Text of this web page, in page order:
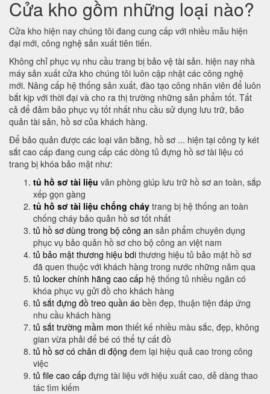
Cửa kho gồm những loại nào?
Cửa kho hiện nay chúng tôi đang cung cấp với nhiều mẫu hiện
đại mới, công nghệ sản xuất tiên tiến.
Không chỉ phục vụ nhu cầu trang bị bảo vệ tài sản. hiện nay nhà
máy sản xuất cửa kho chúng tôi luôn cập nhật các công nghệ
mới. Nâng cấp hệ thống sản xuất, đào tạo công nhân viên để luôn
bắt kịp với thời đại và cho ra thị trường những sản phẩm tốt. Tất
cả để đảm bảo phục vụ tốt nhất nhu cầu sử dụng lưu trữ, bảo
quản tài sản, hồ sơ của khách hàng.
Để bảo quản được các loại văn bằng, hồ sơ ... hiện tại công ty két
sắt cao cấp đang cung cấp các dòng tủ đựng hồ sơ tài liệu có
trang bị khóa bảo mật như:
tủ hồ sơ tài liệu văn phòng giúp lưu trữ hồ sơ an toàn, sắp
xếp gọn gàng
tủ hồ sơ tài liệu chống cháy trang bị hệ thống an toàn
chống cháy bảo quản hồ sơ tốt nhất
tủ hồ sơ dùng trong bộ công an sản phẩm chuyên dụng
phục vụ bảo quản hồ sơ cho bộ công an việt nam
tủ bảo mật thương hiệu bdi thương hiệu tủ bảo mật hồ sơ
đã quen thuộc với khách hàng trong nước những năm qua
tủ locker chính hãng cao cấp hệ thống tủ nhiều ngăn có
khóa phục vụ gửi đồ cho khách hàng
tủ sắt đựng đồ treo quần áo bền đẹp, thuận tiện đáp ứng
nhu cầu khách hàng
tủ sắt trường mầm mon thiết kế nhiều màu sắc, đẹp, không
gian vừa phải để bé có thể tự cất đồ
tủ hồ sơ có chân di động đem lại hiệu quả cao trong công
việc
tủ file cao cấp đựng tài liệu với hiệu xuất cao, dễ dàng thao
tác tìm kiếm